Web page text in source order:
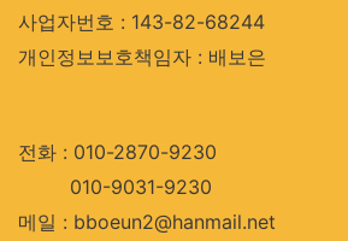
사업자번호 : 143-82-68244
개인정보보호책임자 : 배보은
전화 : 010-2870-9230
010-9031-9230
메일 : bboeun2@hanmail.net